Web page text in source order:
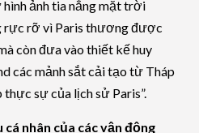
hình ảnh tia nắng mặt trời
rực rỡ vì Paris thương được
còn đưa vào thiết kế huy
các mảnh sắt cải tạo từ Tháp
sự của lịch sử Paris”.
nhân của các vận động